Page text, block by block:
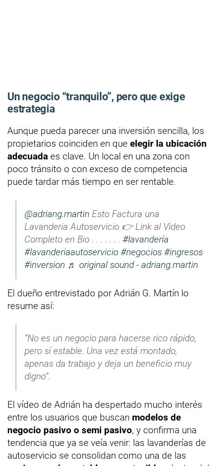
Un negocio “tranquilo”, pero que exige
estrategia
Aunque pueda parecer una inversión sencilla, los
propietarios coinciden en que elegir la ubicación
adecuada es clave. Un local en una zona con
poco tránsito o con exceso de competencia
puede tardar más tiempo en ser rentable.
@adriang.martin Esto Factura una
Lavanderia Autoservicio 👉 Link al Video
Completo en Bio . . . . . . . #lavandería
#lavanderiaautoservicio #negocios #ingresos
#inversion ♬ original sound - adriang.martin
El dueño entrevistado por Adrián G. Martín lo
resume así:
“No es un negocio para hacerse rico rápido,
pero sí estable. Una vez está montado,
apenas da trabajo y deja un beneficio muy
digno”.
El vídeo de Adrián ha despertado mucho interés
entre los usuarios que buscan modelos de
negocio pasivo o semi pasivo, y confirma una
tendencia que ya se veía venir: las lavanderías de
autoservicio se consolidan como una de las